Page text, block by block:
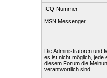
ICQ-Nummer
MSN Messenger
Die Administratoren und
es ist nicht möglich, jede
diesem Forum die
verantwortlich sind.